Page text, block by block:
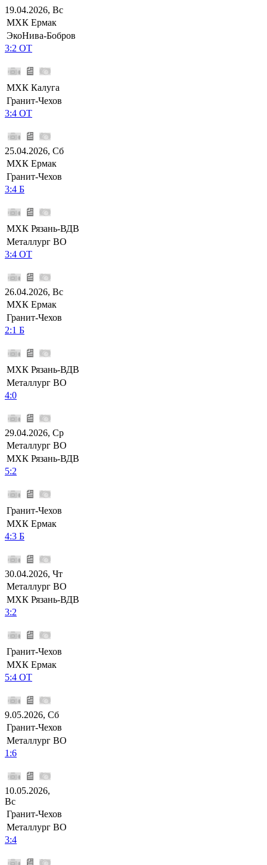
19.04.2026, Вс
МХК Ермак
ЭкоНива-Бобров
3:2 ОТ
МХК Калуга
Гранит-Чехов
3:4 ОТ
25.04.2026, Сб
МХК Ермак
Гранит-Чехов
3:4 Б
МХК Рязань-ВДВ
Металлург ВО
3:4 ОТ
26.04.2026, Вс
МХК Ермак
Гранит-Чехов
2:1 Б
МХК Рязань-ВДВ
Металлург ВО
4:0
29.04.2026, Ср
Металлург ВО
МХК Рязань-ВДВ
5:2
Гранит-Чехов
МХК Ермак
4:3 Б
30.04.2026, Чт
Металлург ВО
МХК Рязань-ВДВ
3:2
Гранит-Чехов
МХК Ермак
5:4 ОТ
9.05.2026, Сб
Гранит-Чехов
Металлург ВО
1:6
10.05.2026,
Вс
Гранит-Чехов
Металлург ВО
3:4